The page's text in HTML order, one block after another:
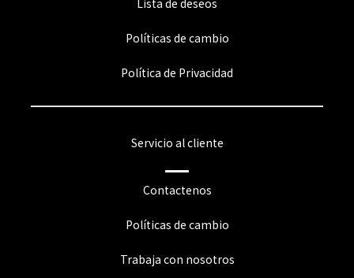
Lista de deseos
Políticas de cambio
Política de Privacidad
Servicio al cliente
Contactenos
Políticas de cambio
Trabaja con nosotros